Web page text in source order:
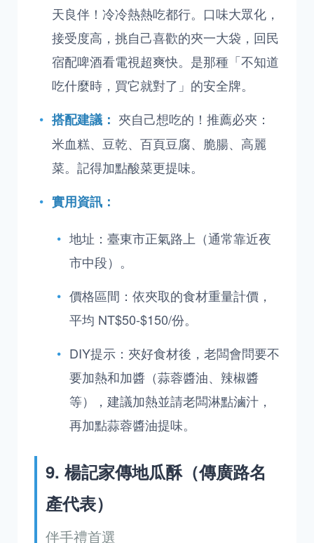
天良伴！冷冷熱熱吃都行。口味大眾化，
接受度高，挑自己喜歡的夾一大袋，回民
宿配啤酒看電視超爽快。是那種「不知道
吃什麼時，買它就對了」的安全牌。
搭配建議： 夾自己想吃的！推薦必夾：
米血糕、豆乾、百頁豆腐、脆腸、高麗
菜。記得加點酸菜更提味。
實用資訊：
地址：臺東市正氣路上（通常靠近夜
市中段）。
價格區間：依夾取的食材重量計價，
平均 NT$50-$150/份。
DIY提示：夾好食材後，老闆會問要不
要加熱和加醬（蒜蓉醬油、辣椒醬
等），建議加熱並請老闆淋點滷汁，
再加點蒜蓉醬油提味。
9. 楊記家傳地瓜酥（傳廣路名
產代表）
伴手禮首選